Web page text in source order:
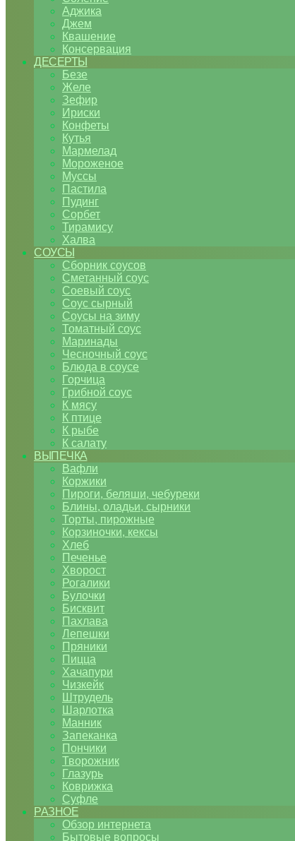
Аджика
Джем
Квашение
Консервация
ДЕСЕРТЫ
Безе
Желе
Зефир
Ириски
Конфеты
Кутья
Мармелад
Мороженое
Муссы
Пастила
Пудинг
Сорбет
Тирамису
Халва
СОУСЫ
Сборник соусов
Сметанный соус
Соевый соус
Соус сырный
Соусы на зиму
Томатный соус
Маринады
Чесночный соус
Блюда в соусе
Горчица
Грибной соус
К мясу
К птице
К рыбе
К салату
ВЫПЕЧКА
Вафли
Коржики
Пироги, беляши, чебуреки
Блины, оладьи, сырники
Торты, пирожные
Корзиночки, кексы
Хлеб
Печенье
Хворост
Рогалики
Булочки
Бисквит
Пахлава
Лепешки
Пряники
Пицца
Хачапури
Чизкейк
Штрудель
Шарлотка
Манник
Запеканка
Пончики
Творожник
Глазурь
Коврижка
Суфле
РАЗНОЕ
Обзор интернета
Бытовые вопросы